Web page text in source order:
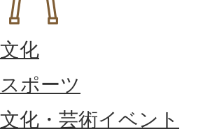
文化
スポーツ
文化・芸術イベント